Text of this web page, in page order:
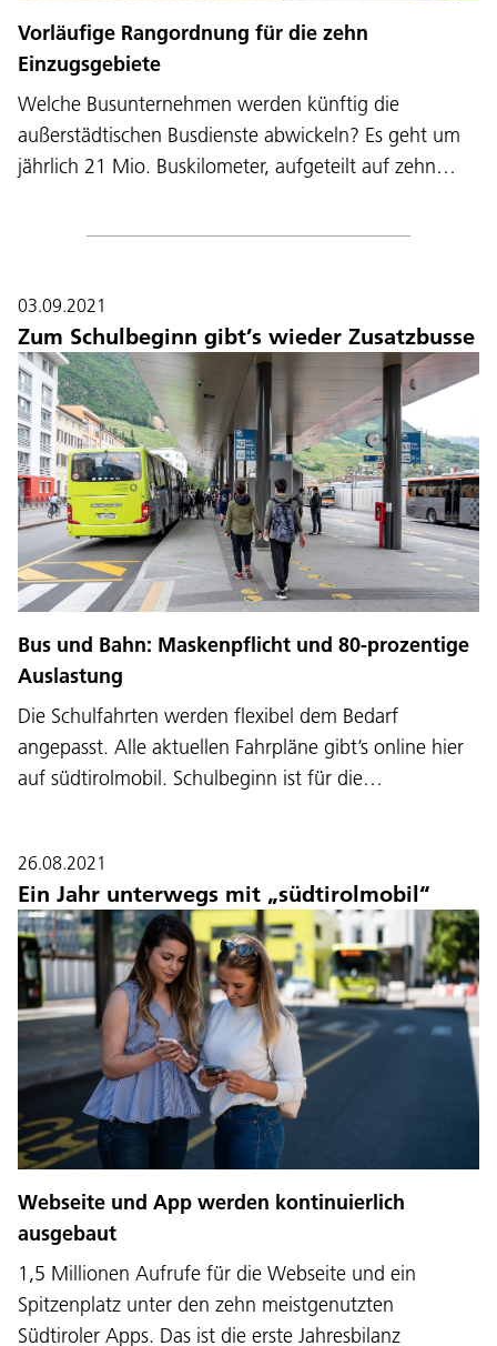
Vorläufige Rangordnung für die zehn
Einzugsgebiete
Welche Busunternehmen werden künftig die
außerstädtischen Busdienste abwickeln? Es geht um
jährlich 21 Mio. Buskilometer, aufgeteilt auf zehn…
03.09.2021
Zum Schulbeginn gibt’s wieder Zusatzbusse
Bus und Bahn: Maskenpflicht und 80-prozentige
Auslastung
Die Schulfahrten werden flexibel dem Bedarf
angepasst. Alle aktuellen Fahrpläne gibt’s online hier
auf südtirolmobil. Schulbeginn ist für die…
26.08.2021
Ein Jahr unterwegs mit „südtirolmobil“
Webseite und App werden kontinuierlich
ausgebaut
1,5 Millionen Aufrufe für die Webseite und ein
Spitzenplatz unter den zehn meistgenutzten
Südtiroler Apps. Das ist die erste Jahresbilanz